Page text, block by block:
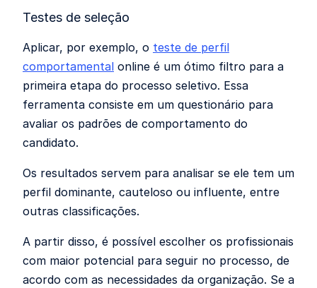
Testes de seleção
Aplicar, por exemplo, o teste de perfil
comportamental online é um ótimo filtro para a
primeira etapa do processo seletivo. Essa
ferramenta consiste em um questionário para
avaliar os padrões de comportamento do
candidato.
Os resultados servem para analisar se ele tem um
perfil dominante, cauteloso ou influente, entre
outras classificações.
A partir disso, é possível escolher os profissionais
com maior potencial para seguir no processo, de
acordo com as necessidades da organização. Se a